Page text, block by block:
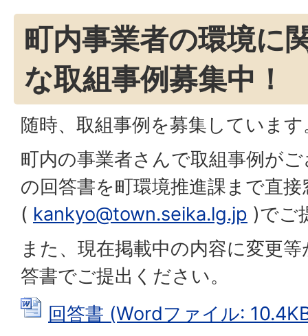
町内事業者の環境に
な取組事例募集中！
随時、取組事例を募集しています
町内の事業者さんで取組事例が
の回答書を町環境推進課まで直
( kankyo@town.seika.lg.jp )でご
また、現在掲載中の内容に変更
答書でご提出ください。
回答書 (Wordファイル: